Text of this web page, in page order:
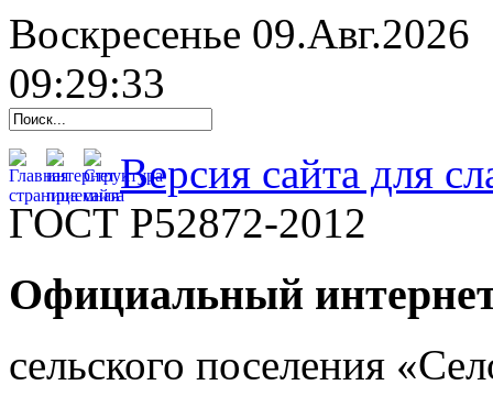
Воскресенье 09.Авг.2026
09:29:34
Версия сайта для
ГОСТ Р52872-2012
Официальный
cельского поселения